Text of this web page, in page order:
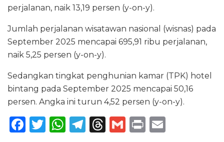
perjalanan, naik 13,19 persen (y-on-y).
Jumlah perjalanan wisatawan nasional (wisnas) pada
September 2025 mencapai 695,91 ribu perjalanan,
naik 5,25 persen (y-on-y).
Sedangkan tingkat penghunian kamar (TPK) hotel
bintang pada September 2025 mencapai 50,16
persen. Angka ini turun 4,52 persen (y-on-y).
F
T
W T
T
G P